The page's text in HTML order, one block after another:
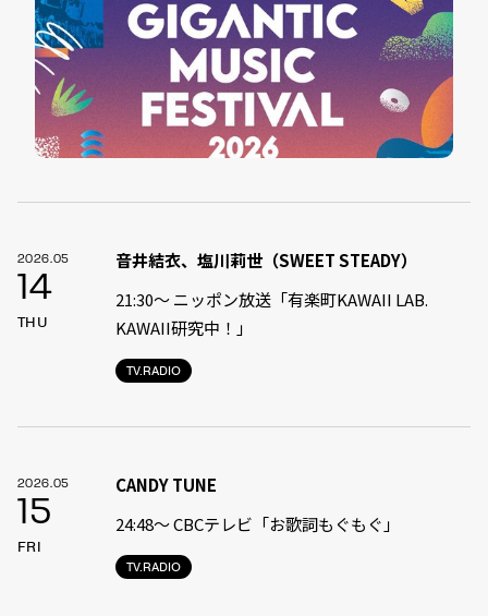
2026.05
14
THU
TV.RADIO
音井結衣、塩川莉世（SWEET STEADY）
21:30〜 ニッポン放送「有楽町KAWAII LAB.
KAWAII研究中！」
2026.05
15
FRI
TV.RADIO
CANDY TUNE
24:48〜 CBCテレビ「お歌詞もぐもぐ」